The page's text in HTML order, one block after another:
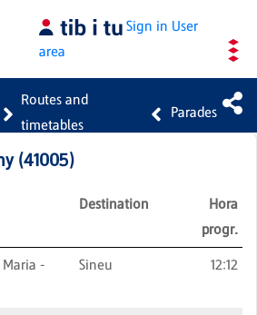
Sign in User
area
Routes and
timetables
Parades
(41005)
Destination
Hora
progr.
-
Sineu 12:12